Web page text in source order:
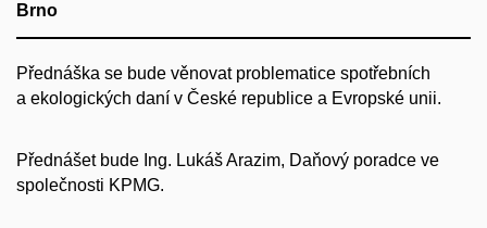
Brno
Přednáška se bude věnovat problematice spotřebních
a ekologických daní v České republice a Evropské unii.
Přednášet bude Ing. Lukáš Arazim, Daňový poradce ve
společnosti KPMG.